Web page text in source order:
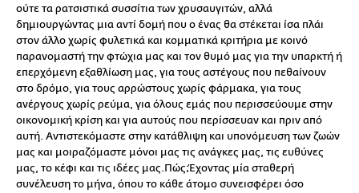
ούτε τα ρατσιστικά συσσίτια των χρυσαυγιτών, αλλά
δημιουργώντας μια αντί δομή που ο ένας θα στέκεται ίσα πλάι
στον άλλο χωρίς φυλετικά και κομματικά κριτήρια με κοινό
παρανομαστή την φτώχια μας και τον θυμό μας για την υπαρκτή ή
επερχόμενη εξαθλίωση μας, για τους αστέγους που πεθαίνουν
στο δρόμο, για τους αρρώστους χωρίς φάρμακα, για τους
ανέργους χωρίς ρεύμα, για όλους εμάς που περισσεύουμε στην
οικονομική κρίση και για αυτούς που περίσσευαν και πριν από
αυτή. Αντιστεκόμαστε στην κατάθλιψη και υπονόμευση των ζωών
μας και μοιραζόμαστε μόνοι μας τις ανάγκες μας, τις ευθύνες
μας, το κέφι και τις ιδέες μας.Πώς;Έχοντας μία σταθερή
συνέλευση το μήνα, όπου το κάθε άτομο συνεισφέρει όσο